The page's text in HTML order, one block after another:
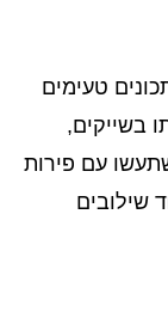
טעימים
בשייקים,
עם פירות
שילובים